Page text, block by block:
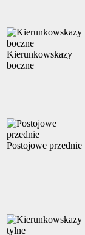
Kierunkowskazy
boczne
Postojowe przednie